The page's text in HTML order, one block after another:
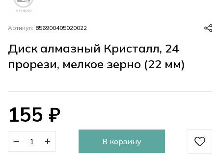
Артикул: 856900405020022
Диск алмазный Кристалл, 24
прорези, мелкое зерно (22 мм)
155 ₽
В корзину